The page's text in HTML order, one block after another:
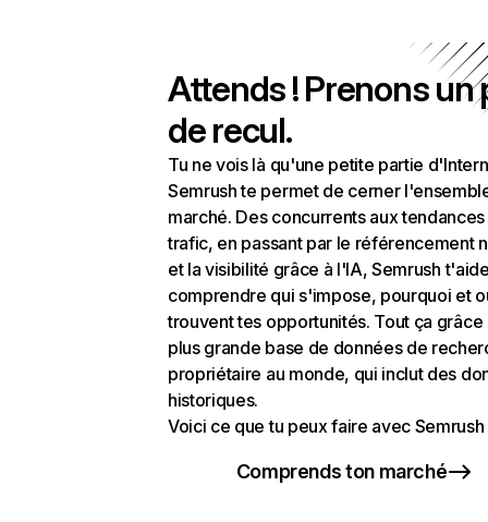
Attends ! Prenons un
de recul.
Tu ne vois là qu'une petite partie
Semrush te permet de cerner
marché. Des concurrents aux
trafic, en passant par le référencement
et la visibilité grâce à l'IA, Semrush
comprendre qui s'impose, pourquoi et
trouvent tes opportunités. Tout ça grâce
plus grande base de données de
propriétaire au monde, qui inclut des
historiques.
Voici ce que tu peux faire avec Semrush
Comprends ton marché